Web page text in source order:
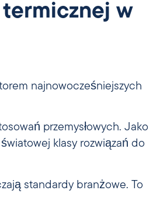
termicznej w
najnowocześniejszych
przemysłowych. Jako
klasy rozwiązań do
standardy branżowe. To